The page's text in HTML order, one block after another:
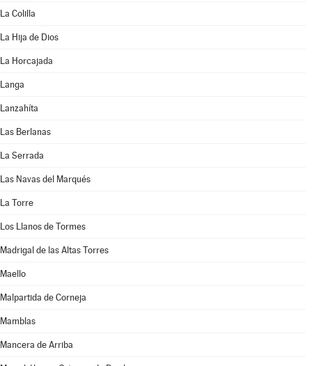
La Colilla
La Hija de Dios
La Horcajada
Langa
Lanzahíta
Las Berlanas
La Serrada
Las Navas del Marqués
La Torre
Los Llanos de Tormes
Madrigal de las Altas Torres
Maello
Malpartida de Corneja
Mamblas
Mancera de Arriba